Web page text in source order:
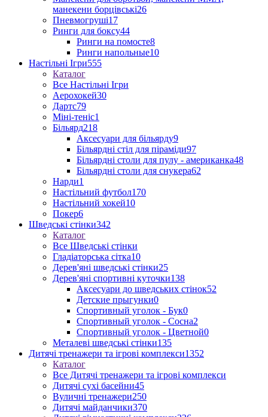
манекени борцівські26
Пневмогруші17
Ринги для боксу44
Ринги на помосте8
Ринги напольные10
Настільні Ігри555
Каталог
Все Настільні Ігри
Аерохокей30
Дартс79
Міні-теніс1
Більярд218
Аксесуари для більярду9
Більярдні стіл для піраміди97
Більярдні столи для пулу - американка48
Більярдні столи для снукера62
Нарди1
Настільний футбол170
Настільний хокей10
Покер6
Шведські стінки342
Каталог
Все Шведські стінки
Гладіаторська сітка10
Дерев'яні шведські стінки25
Дерев'яні спортивні куточки138
Аксесуари до шведських стінок52
Детские прыгунки0
Спортивный уголок - Бук0
Спортивный уголок - Сосна2
Спортивный уголок - Цветной0
Металеві шведські стінки135
Дитячі тренажери та ігрові комплекси1352
Каталог
Все Дитячі тренажери та ігрові комплекси
Дитячі сухі басейни45
Вуличні тренажери250
Дитячі майданчики370